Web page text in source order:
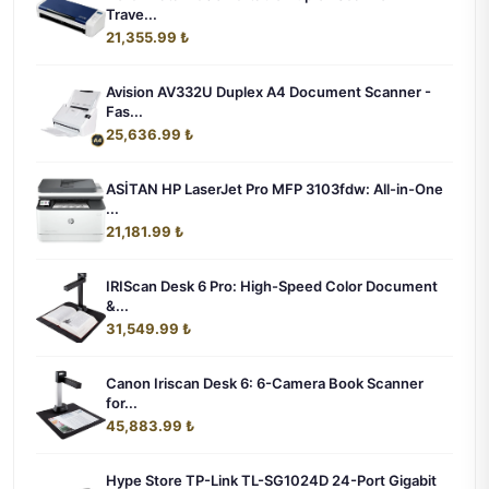
Trave...
21,355.99 ₺
Avision AV332U Duplex A4 Document Scanner -
Fas...
25,636.99 ₺
ASİTAN HP LaserJet Pro MFP 3103fdw: All-in-One
...
21,181.99 ₺
IRIScan Desk 6 Pro: High-Speed Color Document
&...
31,549.99 ₺
Canon Iriscan Desk 6: 6-Camera Book Scanner
for...
45,883.99 ₺
Hype Store TP-Link TL-SG1024D 24-Port Gigabit